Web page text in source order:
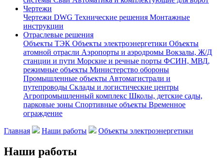
Чертежи
Чертежи DWG Технические решения Монтажные
инструкции
Отраслевые решения
Объекты ТЭК Объекты электроэнергетики Объекты
атомной отрасли Аэропорты и аэродромы Вокзалы, Ж/Д
станции и пути Морские и речные порты ФСИН, МВД,
режимные объекты Министерство обороны
Промышленные объекты Автомагистрали и
путепроводы Склады и логистические центры
Агропромышленный комплекс Школы, детские сады,
парковые зоны Спортивные объекты Временное
ограждение
Главная Наши работы Объекты электроэнергетики
Наши работы